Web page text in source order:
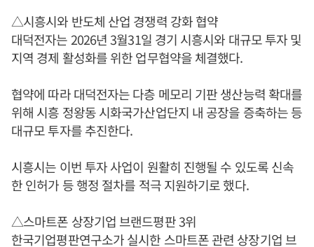
△시흥시와 반도체 산업 경쟁력 강화 협약
대덕전자는 2026년 3월31일 경기 시흥시와 대규모 투자 및
지역 경제 활성화를 위한 업무협약을 체결했다.
협약에 따라 대덕전자는 다층 메모리 기판 생산능력 확대를
위해 시흥 정왕동 시화국가산업단지 내 공장을 증축하는 등
대규모 투자를 추진한다.
시흥시는 이번 투자 사업이 원활히 진행될 수 있도록 신속
한 인허가 등 행정 절차를 적극 지원하기로 했다.
△스마트폰 상장기업 브랜드평판 3위
한국기업평판연구소가 실시한 스마트폰 관련 상장기업 브